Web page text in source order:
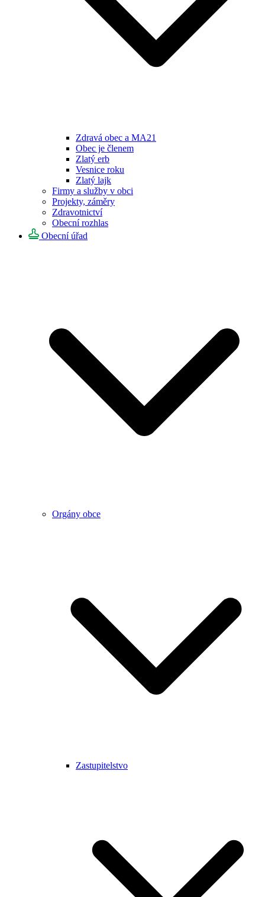
Zdravá obec a MA21
Obec je členem
Zlatý erb
Vesnice roku
Zlatý lajk
Firmy a služby v obci
Projekty, záměry
Zdravotnictví
Obecní rozhlas
Obecní úřad
Orgány obce
Zastupitelstvo